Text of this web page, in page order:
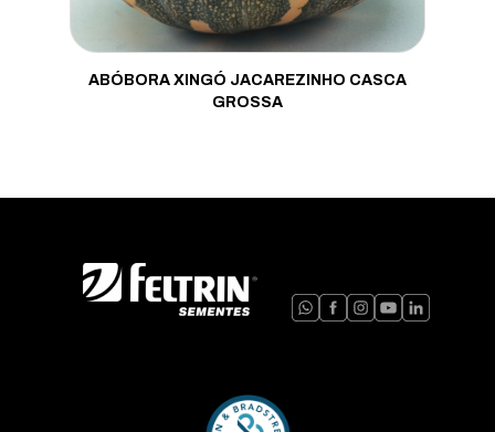
ABÓBORA XINGÓ JACAREZINHO CASCA
GROSSA